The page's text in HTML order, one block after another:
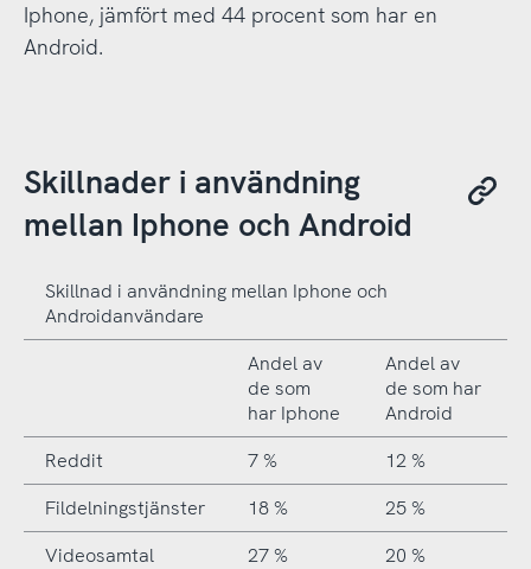
Iphone, jämfört med 44 procent som har en
Android.
Skillnader i användning
mellan Iphone och Android
Skillnad i användning mellan Iphone och
Androidanvändare
Andel av
de som
har Iphone
Andel av
de som har
Android
Reddit
7 %
12 %
Fildelningstjänster
18 %
25 %
Videosamtal
27 %
20 %